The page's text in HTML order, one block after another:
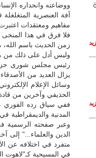
ووضاعته وانحداره
آفة العنصرية
مفاهيم ومعتقدات
فلا فرق في هذا المنحى
زمن الحديث باسم
وليس أدل على ذلك من
رئيس مجلس شورى حزب
يزال العديد من
الحذيفي وآخرين من قادة
ففي سياق رده الفوري
المدنية والديمقراطية
وعبر صفحته الرسمية
الدين والعلماء..." إلى
متفرد في اختلافه عن
في المسيحية كـ"لاهوت